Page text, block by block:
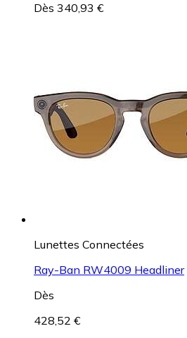
Dès 340,93 €
Lunettes Connectées
Ray-Ban RW4009 Headliner
Dès
428,52 €